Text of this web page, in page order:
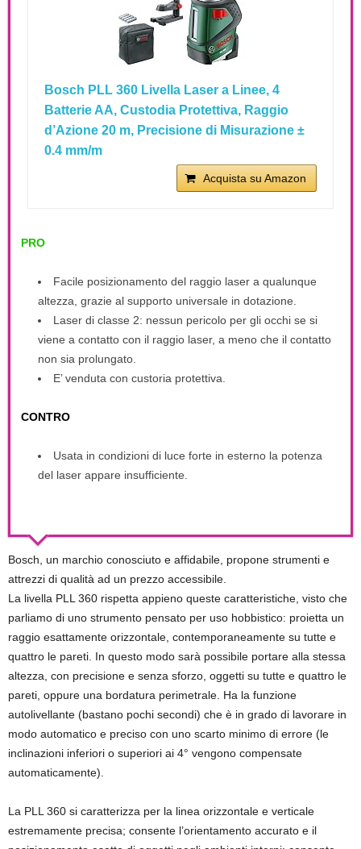
Bosch PLL 360 Livella Laser a Linee, 4
Batterie AA, Custodia Protettiva, Raggio
d’Azione 20 m, Precisione di Misurazione ±
0.4 mm/m
Acquista su Amazon
PRO
Facile posizionamento del raggio laser a qualunque
altezza, grazie al supporto universale in dotazione.
Laser di classe 2: nessun pericolo per gli occhi se si
viene a contatto con il raggio laser, a meno che il contatto
non sia prolungato.
E’ venduta con custoria protettiva.
CONTRO
Usata in condizioni di luce forte in esterno la potenza
del laser appare insufficiente.
Bosch, un marchio conosciuto e affidabile, propone strumenti e
attrezzi di qualità ad un prezzo accessibile.
La livella PLL 360 rispetta appieno queste caratteristiche, visto che
parliamo di uno strumento pensato per uso hobbistico: proietta un
raggio esattamente orizzontale, contemporaneamente su tutte e
quattro le pareti. In questo modo sarà possibile portare alla stessa
altezza, con precisione e senza sforzo, oggetti su tutte e quattro le
pareti, oppure una bordatura perimetrale. Ha la funzione
autolivellante (bastano pochi secondi) che è in grado di lavorare in
modo automatico e preciso con uno scarto minimo di errore (le
inclinazioni inferiori o superiori ai 4° vengono compensate
automaticamente).
La PLL 360 si caratterizza per la linea orizzontale e verticale
estremamente precisa; consente l’orientamento accurato e il